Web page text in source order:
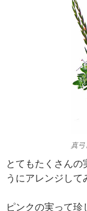
真
とてもたくさんの
うにアレンジして
ピンクの実って